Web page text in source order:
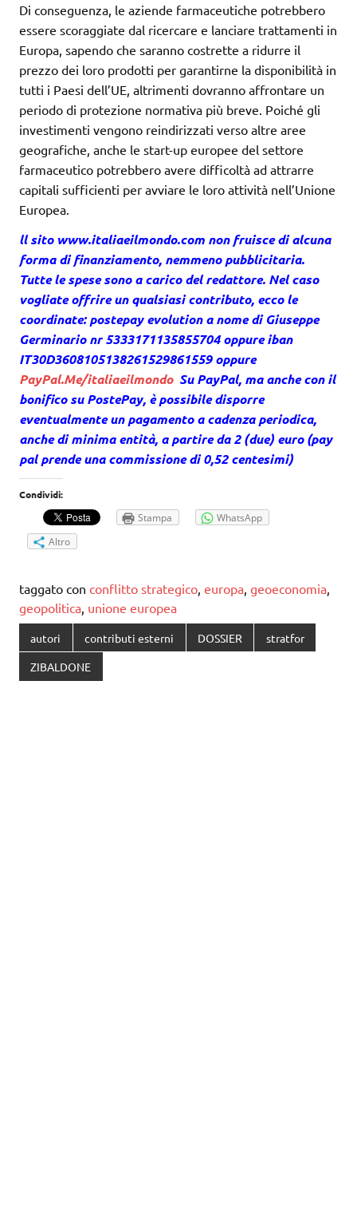
Di conseguenza, le aziende farmaceutiche potrebbero
essere scoraggiate dal ricercare e lanciare trattamenti in
Europa, sapendo che saranno costrette a ridurre il
prezzo dei loro prodotti per garantirne la disponibilità in
tutti i Paesi dell’UE, altrimenti dovranno affrontare un
periodo di protezione normativa più breve. Poiché gli
investimenti vengono reindirizzati verso altre aree
geografiche, anche le start-up europee del settore
farmaceutico potrebbero avere difficoltà ad attrarre
capitali sufficienti per avviare le loro attività nell’Unione
Europea.
ll sito www.italiaeilmondo.com non fruisce di alcuna
forma di finanziamento, nemmeno pubblicitaria.
Tutte le spese sono a carico del redattore. Nel caso
vogliate offrire un qualsiasi contributo, ecco le
coordinate: postepay evolution a nome di Giuseppe
Germinario nr 5333171135855704 oppure iban
IT30D3608105138261529861559 oppure
PayPal.Me/italiaeilmondo Su PayPal, ma anche con il
bonifico su PostePay, è possibile disporre
eventualmente un pagamento a cadenza periodica,
anche di minima entità, a partire da 2 (due) euro (pay
pal prende una commissione di 0,52 centesimi)
Condividi:
Stampa
WhatsApp
Altro
taggato con conflitto strategico europa geoeconomia
geopolitica unione europea
autori contributi esterni DOSSIER stratfor
ZIBALDONE